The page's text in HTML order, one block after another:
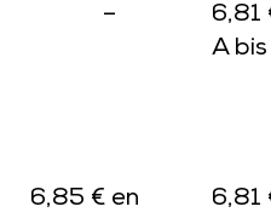
–
6,81
A bis
6,85 € en
6,81